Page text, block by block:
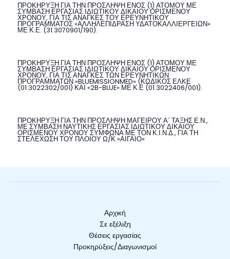
ΠΡΟΚΗΡΥΞΗ ΓΙΑ ΤΗΝ ΠΡΟΣΛΗΨΗ ΕΝΟΣ (1) ΑΤΟΜΟΥ ΜΕ
ΣΥΜΒΑΣΗ ΕΡΓΑΣΙΑΣ ΙΔΙΩΤΙΚΟΥ ΔΙΚΑΙΟΥ ΟΡΙΣΜΕΝΟΥ
ΧΡΟΝΟΥ, ΓΙΑ ΤΙΣ ΑΝΑΓΚΕΣ ΤΟΥ ΕΡΕΥΝΗΤΙΚΟΥ
ΠΡΟΓΡΑΜΜΑΤΟΣ «ΑΛΛΗΛΕΠΙΔΡΑΣΗ ΥΔΑΤΟΚΑΛΛΙΕΡΓΕΙΩΝ»
ΜΕ Κ.Ε. (31.3070901/190).
ΠΡΟΚΗΡΥΞΗ ΓΙΑ ΤΗΝ ΠΡΟΣΛΗΨΗ ΕΝΟΣ (1) ΑΤΟΜΟΥ ΜΕ
ΣΥΜΒΑΣΗ ΕΡΓΑΣΙΑΣ ΙΔΙΩΤΙΚΟΥ ΔΙΚΑΙΟΥ ΟΡΙΣΜΕΝΟΥ
ΧΡΟΝΟΥ, ΓΙΑ ΤΙΣ ΑΝΑΓΚΕΣ ΤΩΝ ΕΡΕΥΝΗΤΙΚΩΝ
ΠΡΟΓΡΑΜΜΑΤΩΝ «BLUEMISSIONMED» (ΚΩΔΙΚΟΣ ΕΛΚΕ
(01.3022302/001) ΚΑΙ «2B-BLUE» ΜΕ Κ.Ε (01.3022406/001).
ΠΡΟΚΗΡΥΞΗ ΓΙΑ ΤΗΝ ΠΡΟΣΛΗΨΗ ΜΑΓΕΙΡΟΥ Α΄ ΤΑΞΗΣ Ε.Ν.,
ΜΕ ΣΥΜΒΑΣΗ ΝΑΥΤΙΚΗΣ ΕΡΓΑΣΙΑΣ ΙΔΙΩΤΙΚΟΥ ΔΙΚΑΙΟΥ
ΟΡΙΣΜΕΝΟΥ ΧΡΟΝΟΥ ΣΥΜΦΩΝΑ ΜΕ ΤΟΝ Κ.Ι.Ν.Δ., ΓΙΑ ΤΗ
ΣΤΕΛΕΧΩΣΗ ΤΟΥ ΠΛΟΙΟΥ Ω/Κ «ΑΙΓΑΙΟ»
Αρχική
Σε εξέλιξη
Θέσεις εργασίας
Προκηρύξεις/Διαγωνισμοί